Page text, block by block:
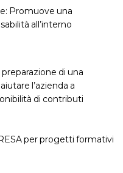
Promuove una
all’interno
di una
l’azienda a
di contributi
per progetti formativi